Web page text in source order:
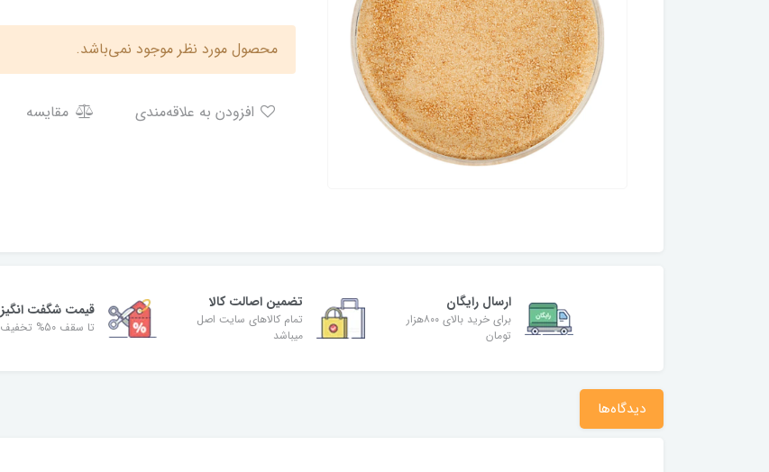
محصول مورد نظر موجود نمی‌باشد.
مقایسه
ارسال رایگان
برای خرید بالای ۸۰۰هزار
تومان
تضمین اصالت کالا
تمام کالاهای سایت اصل
میباشد
قیمت شگفت انگیز
تا سقف 50% تخفیف
دیدگاه‌ها